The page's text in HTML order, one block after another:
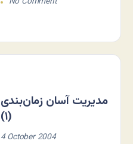
مدیریت آسان زمان‌بندی
(۱)
4 October 2004